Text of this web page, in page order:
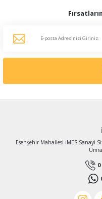
Esenşehir Mahallesi İMES Sanayi